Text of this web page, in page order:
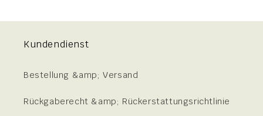
Kundendienst
Bestellung &amp; Versand
Rückgaberecht &amp; Rückerstattungsrichtlinie